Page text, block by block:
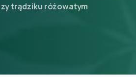
trądziku różowatym